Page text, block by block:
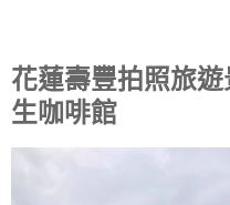
花蓮壽豐拍照旅
生咖啡館